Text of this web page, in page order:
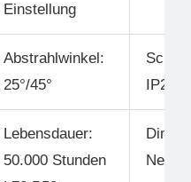
Einstellung
Abstrahlwinkel:
25°/45°
IP20
Lebensdauer:
50.000 Stunden
Nein